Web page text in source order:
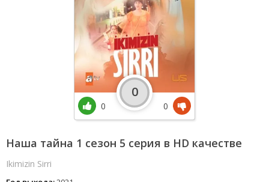
Наша тайна 1 сезон 5 серия в HD качестве
Ikimizin Sirri
0
0
0